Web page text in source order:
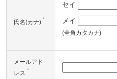
氏名(カナ) *
セイ
メイ
(全角カタカナ)
メールアド
レス *